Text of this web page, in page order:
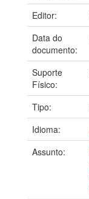
Editor:
Data do
documento:
Suporte
Físico:
Tipo:
Idioma:
Assunto: